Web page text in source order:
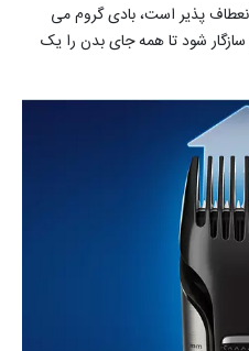
ها که در 4 جهت انعطاف پذیر است، بادی گروم می
شود تا همه جای بدن را یک